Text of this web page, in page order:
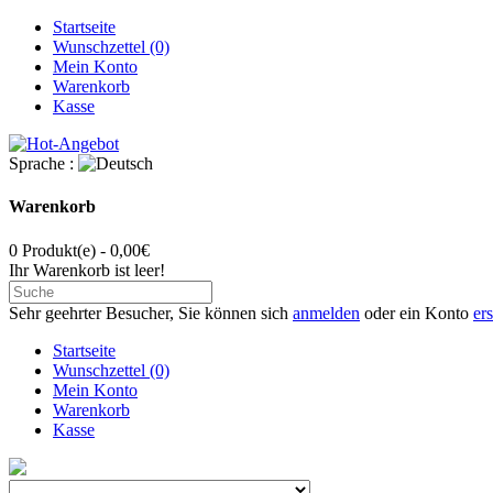
Startseite
Wunschzettel (0)
Mein Konto
Warenkorb
Kasse
Sprache :
Warenkorb
0 Produkt(e) - 0,00€
Ihr Warenkorb ist leer!
Sehr geehrter Besucher, Sie können sich anmelden oder ein Konto
Startseite
Wunschzettel (0)
Mein Konto
Warenkorb
Kasse